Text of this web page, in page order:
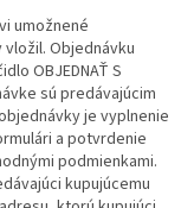
umožnené
Objednávku
OBJEDNAŤ S
sú predávajúcim
je vyplnenie
a potvrdenie
podmienkami.
kupujúcemu